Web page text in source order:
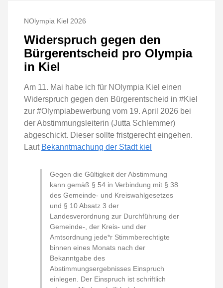
NOlympia Kiel 2026
Widerspruch gegen den
Bürgerentscheid pro Olympia
in Kiel
Am 11. Mai habe ich für NOlympia Kiel einen
Widerspruch gegen den Bürgerentscheid in #Kiel
zur #Olympiabewerbung vom 19. April 2026 bei
der Abstimmungsleiterin (Jutta Schlemmer)
abgeschickt. Dieser sollte fristgerecht eingehen.
Laut Bekanntmachung der Stadt kiel
Gegen die Gültigkeit der Abstimmung
kann gemäß § 54 in Verbindung mit § 38
des Gemeinde- und Kreiswahlgesetzes
und § 10 Absatz 3 der
Landesverordnung zur Durchführung der
Gemeinde-, der Kreis- und der
Amtsordnung jede*r Stimmberechtigte
binnen eines Monats nach der
Bekanntgabe des
Abstimmungsergebnisses Einspruch
einlegen. Der Einspruch ist schriftlich